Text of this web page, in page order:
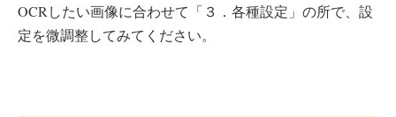
OCRしたい画像に合わせて「３．各種設定」の所で、設
定を微調整してみてください。